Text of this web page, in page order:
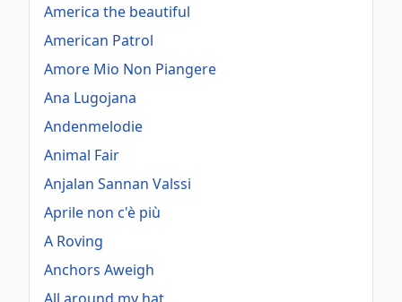
America the beautiful
American Patrol
Amore Mio Non Piangere
Ana Lugojana
Andenmelodie
Animal Fair
Anjalan Sannan Valssi
Aprile non c'è più
A Roving
Anchors Aweigh